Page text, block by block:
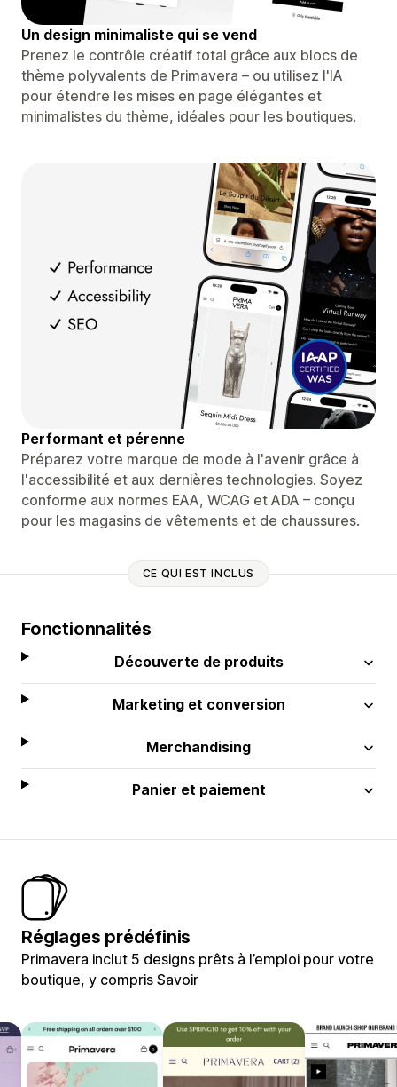
Un design minimaliste qui se vend
Prenez le contrôle créatif total grâce aux blocs de
thème polyvalents de Primavera – ou utilisez l'IA
pour étendre les mises en page élégantes et
minimalistes du thème, idéales pour les boutiques.
Performant et pérenne
Préparez votre marque de mode à l'avenir grâce à
l'accessibilité et aux dernières technologies. Soyez
conforme aux normes EAA, WCAG et ADA – conçu
pour les magasins de vêtements et de chaussures.
CE QUI EST INCLUS
Fonctionnalités
Découverte de produits
Marketing et conversion
Merchandising
Panier et paiement
Réglages prédéfinis
Primavera inclut 5 designs prêts à l’emploi pour votre
boutique, y compris Savoir